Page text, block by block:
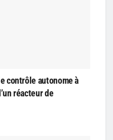
contrôle autonome à
réacteur de